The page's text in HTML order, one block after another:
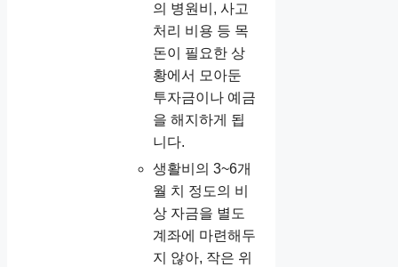
의 병원비, 사고
처리 비용 등 목
돈이 필요한 상
황에서 모아둔
투자금이나 예금
을 해지하게 됩
니다.
생활비의 3~6개
월 치 정도의 비
상 자금을 별도
계좌에 마련해두
지 않아, 작은 위